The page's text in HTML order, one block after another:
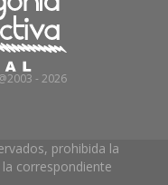
- 2026
prohibida la
correspondiente